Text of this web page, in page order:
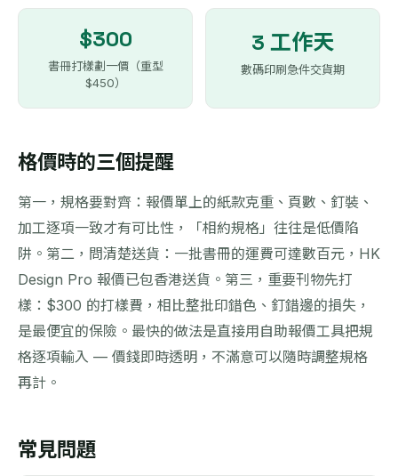
$300
書冊打樣劃一價（重型
$450）
3 工作天
數碼印刷急件交貨期
格價時的三個提醒
第一，規格要對齊：報價單上的紙款克重、頁數、釘裝、
加工逐項一致才有可比性，「相約規格」往往是低價陷
阱。第二，問清楚送貨：一批書冊的運費可達數百元，HK
Design Pro 報價已包香港送貨。第三，重要刊物先打
樣：$300 的打樣費，相比整批印錯色、釘錯邊的損失，
是最便宜的保險。最快的做法是直接用自助報價工具把規
格逐項輸入 — 價錢即時透明，不滿意可以隨時調整規格
再計。
常見問題